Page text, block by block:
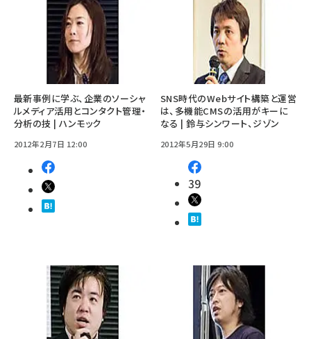
最新事例に学ぶ、企業のソーシャ
ルメディア活用とコンタクト管理・
分析の技 | ハンモック
2012年2月7日 12:00
SNS時代のWebサイト構築と運営
は、多機能CMSの活用がキーに
なる | 鈴与シンワート、ジゾン
2012年5月29日 9:00
39